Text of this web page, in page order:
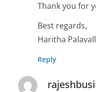
Thank you for
Best regards,
Haritha
Reply